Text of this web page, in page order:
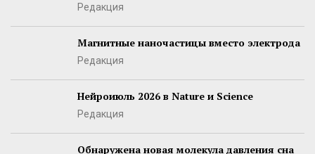
Редакция
Магнитные наночастицы вместо электрода
Редакция
Нейроиюль 2026 в Nature и Science
Редакция
Обнаружена новая молекула давления сна